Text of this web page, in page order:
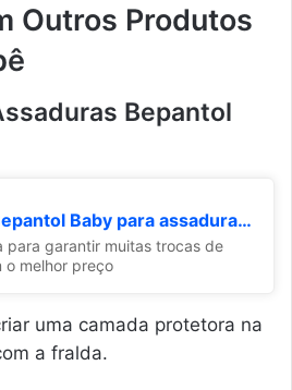
Outros Produtos
Bepantol
Creme Bepantol Baby para assadura, Hipoalergênica, 120g
para garantir muitas trocas de
o melhor preço
uma camada protetora na
a fralda.